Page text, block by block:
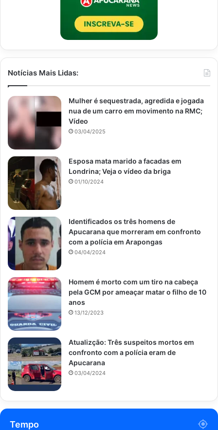
Notícias Mais Lidas:
Mulher é sequestrada, agredida e jogada
nua de um carro em movimento na RMC;
Vídeo
03/04/2025
Esposa mata marido a facadas em
Londrina; Veja o vídeo da briga
01/10/2024
Identificados os três homens de
Apucarana que morreram em confronto
com a polícia em Arapongas
04/04/2024
Homem é morto com um tiro na cabeça
pela GCM por ameaçar matar o filho de 10
anos
13/12/2023
Atualizção: Três suspeitos mortos em
confronto com a polícia eram de
Apucarana
03/04/2024
Tempo